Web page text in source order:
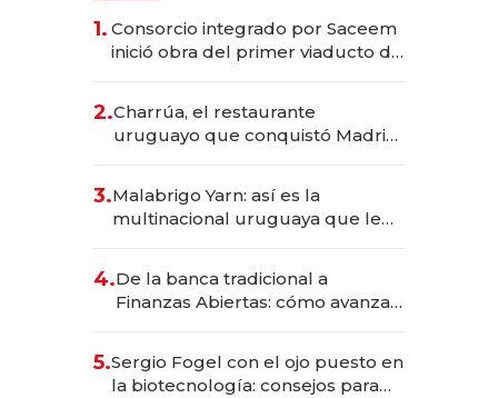
1. Consorcio integrado por Saceem
inició obra del primer viaducto de
millones
2.Charrúa, el restaurante
uruguayo que conquistó Madrid:
anticipación y prepara apertura
3.Malabrigo Yarn: así es la
multinacional uruguaya que le
4.De la banca tradicional a
Finanzas Abiertas: cómo avanza
5.Sergio Fogel con el ojo puesto en
la biotecnología: consejos para